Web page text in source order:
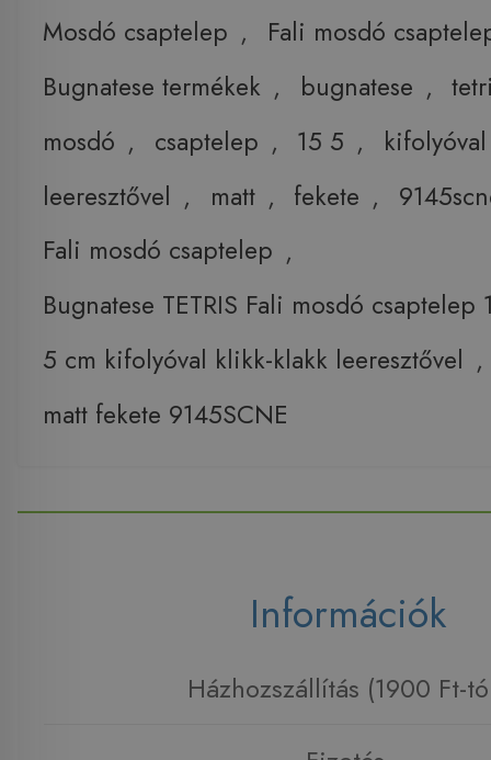
Mosdó csaptelep ,
Fali mosdó
Bugnatese termékek , bugnatese ,
mosdó , csaptelep , 15 5 ,
kifolyóval
leeresztővel , matt , fekete ,
Fali mosdó csaptelep ,
Bugnatese TETRIS Fali mosdó csaptelep
5 cm kifolyóval klikk-klakk leeresztővel ,
matt fekete 9145SCNE
Információk
Házhozszállítás (1900 Ft-